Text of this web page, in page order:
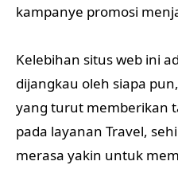
kampanye promosi
Kelebihan situs web ini
dijangkau oleh siapa
yang turut memberikan
pada layanan Travel,
merasa yakin untuk